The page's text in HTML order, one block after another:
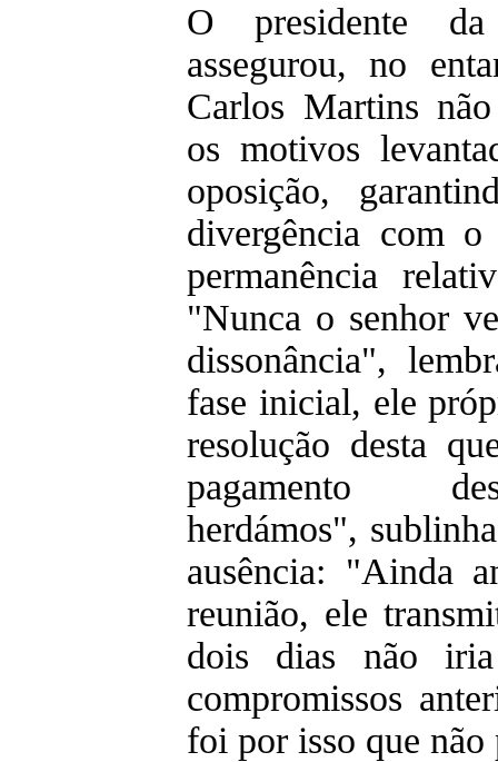
O presidente
assegurou, no
Carlos Martins
os motivos
oposição,
divergência com
permanência
"Nunca o senhor
dissonância",
fase inicial, ele
resolução desta
pagamento
herdámos",
ausência: "Ainda
reunião, ele
dois dias não
compromissos
foi por isso que não